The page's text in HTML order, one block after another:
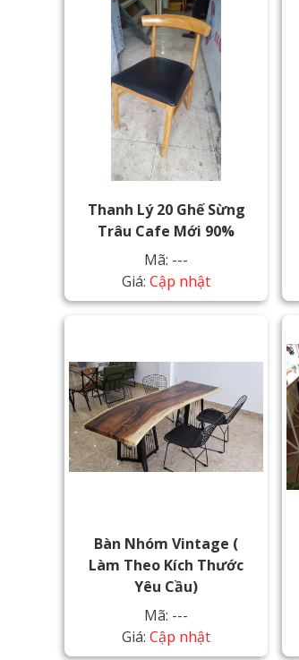
Thanh Lý 20 Ghế Sừng
Trâu Cafe Mới 90%
Mã: ---
Giá:Cập nhật
Bàn Nhóm Vintage (
Làm Theo Kích Thước
Yêu Cầu)
Mã: ---
Giá:Cập nhật